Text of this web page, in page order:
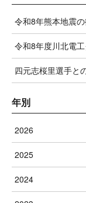
令和8年熊本地震
令和8年度川北電
四元志桜里選手と
年別
2026
2025
2024